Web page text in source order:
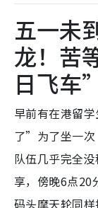
五一未
龙！苦
日飞车
早前有在港留
了”为了坐一
队伍几乎完全
享，傍晚6点20
码头摩天轮同